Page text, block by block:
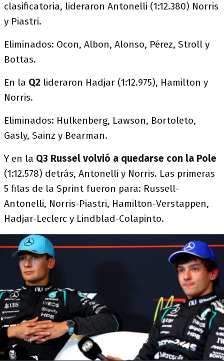
clasificatoria, lideraron Antonelli (1:12.380) Norris
y Piastri.
Eliminados: Ocon, Albon, Alonso, Pérez, Stroll y
Bottas.
En la Q2 lideraron Hadjar (1:12.975), Hamilton y
Norris.
Eliminados: Hulkenberg, Lawson, Bortoleto,
Gasly, Sainz y Bearman.
Y en la Q3 Russel volvió a quedarse con la Pole
(1:12.578) detrás, Antonelli y Norris. Las primeras
5 filas de la Sprint fueron para: Russell-
Antonelli, Norris-Piastri, Hamilton-Verstappen,
Hadjar-Leclerc y Lindblad-Colapinto.